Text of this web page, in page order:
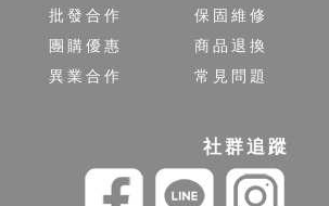
批發合作
團購優惠
異業合作
保固維修
商品退換
常見問題
社群追蹤